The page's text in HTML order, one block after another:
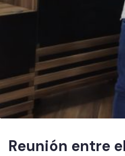
Reunión entre